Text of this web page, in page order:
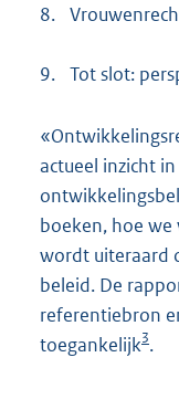
8.
9. Tot slot:
actueel inzicht
boeken, hoe
wordt uiteraard
beleid. De
referentiebron
toegankelijk3.